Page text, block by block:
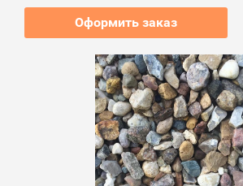
Оформить заказ